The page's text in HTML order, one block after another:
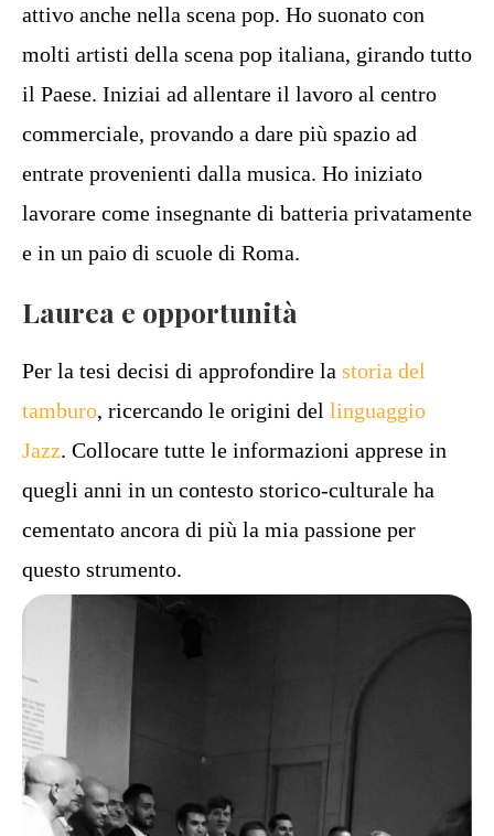
attivo anche nella scena pop. Ho suonato con
molti artisti della scena pop italiana, girando tutto
il Paese. Iniziai ad allentare il lavoro al centro
commerciale, provando a dare più spazio ad
entrate provenienti dalla musica. Ho iniziato
lavorare come insegnante di batteria privatamente
e in un paio di scuole di Roma.
Laurea e opportunità
Per la tesi decisi di approfondire la storia del
tamburo, ricercando le origini del linguaggio
Jazz. Collocare tutte le informazioni apprese in
quegli anni in un contesto storico-culturale ha
cementato ancora di più la mia passione per
questo strumento.